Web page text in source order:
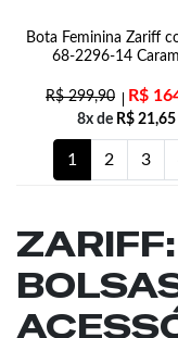
Bota Feminina Zariff
68-2296-14
R$299,90 R$
8x de R$21,65
1 2 3